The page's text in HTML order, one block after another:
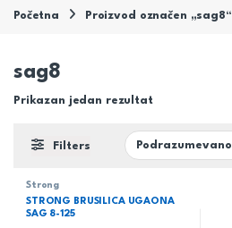
Početna Proizvod označen „sag8“
sag8
Prikazan jedan rezultat
Filters
Strong
STRONG BRUSILICA UGAONA
SAG 8-125